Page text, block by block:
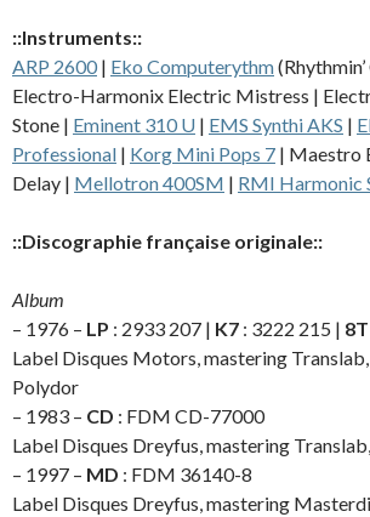
::Instruments::
ARP 2600 | Eko Computerythm
Electro-Harmonix Electric Mistress |
Stone | Eminent 310 U | EMS Synthi AKS |
Professional | Korg Mini Pops 7 | Maestro
Delay | Mellotron 400SM | RMI Harmonic
::Discographie française originale::
Album
– 1976 – LP : 2933 207 | K7 : 3222 215 | 8T
Label Disques Motors, mastering
Polydor
– 1983 – CD : FDM CD-77000
Label Disques Dreyfus, mastering
– 1997 – MD : FDM 36140-8
Label Disques Dreyfus, mastering